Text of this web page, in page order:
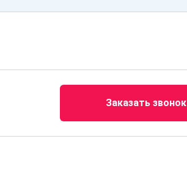
Заказать звонок